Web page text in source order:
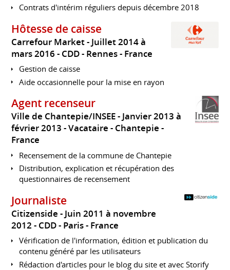
Contrats d'intérim réguliers depuis décembre 2018
Hôtesse de caisse
Carrefour Market
Juillet 2014 à
mars 2016 CDD Rennes France
Gestion de caisse
Aide occasionnelle pour la mise en rayon
Agent recenseur
Ville de Chantepie/INSEE
Janvier 2013 à
février 2013 Vacataire
Chantepie
France
Recensement de la commune de Chantepie
Distribution, explication et récupération des
questionnaires de recensement
Journaliste
Citizenside
Juin 2011 à novembre
2012 CDD Paris France
Vérification de l'information, édition et publication du
contenu généré par les utilisateurs
Rédaction d'articles pour le blog du site et avec Storify